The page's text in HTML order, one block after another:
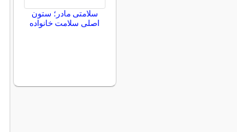
سلامتی مادر؛ ستون
اصلی سلامت خانواده